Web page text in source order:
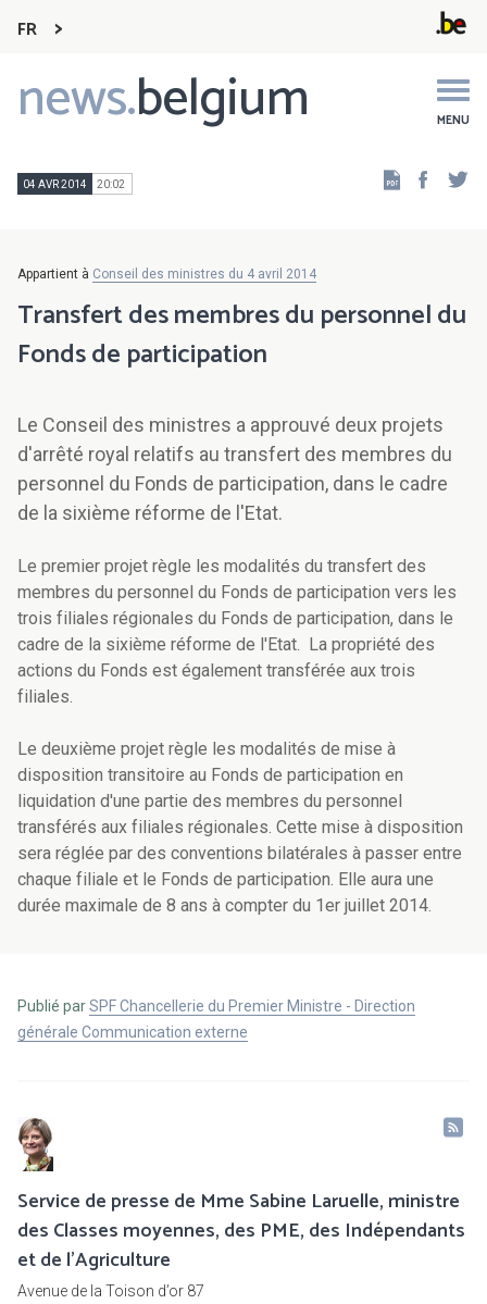
FR
news.belgium MENU
Main
navigation
04 AVR 2014 20:02
Appartient à Conseil des ministres du 4 avril 2014
Transfert des membres du personnel du
Fonds de participation
Le Conseil des ministres a approuvé deux projets
d'arrêté royal relatifs au transfert des membres du
personnel du Fonds de participation, dans le cadre
de la sixième réforme de l'Etat.
Le premier projet règle les modalités du transfert des
membres du personnel du Fonds de participation vers les
trois filiales régionales du Fonds de participation, dans le
cadre de la sixième réforme de l'Etat. La propriété des
actions du Fonds est également transférée aux trois
filiales.
Le deuxième projet règle les modalités de mise à
disposition transitoire au Fonds de participation en
liquidation d'une partie des membres du personnel
transférés aux filiales régionales. Cette mise à disposition
sera réglée par des conventions bilatérales à passer entre
chaque filiale et le Fonds de participation. Elle aura une
durée maximale de 8 ans à compter du 1er juillet 2014.
Publié parSPF Chancellerie du Premier Ministre - Direction
générale Communication externe
Service de presse de Mme Sabine Laruelle, ministre
des Classes moyennes, des PME, des Indépendants
et de l'Agriculture
Avenue de la Toison d’or 87